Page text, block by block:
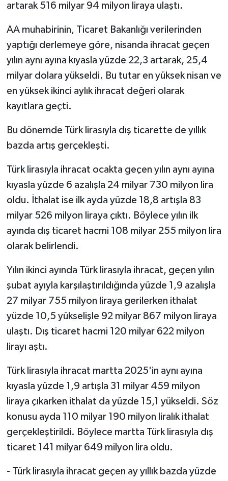
artarak 516 milyar 94 milyon liraya ulaştı.
AA muhabirinin, Ticaret Bakanlığı verilerinden
yaptığı derlemeye göre, nisanda ihracat geçen
yılın aynı ayına kıyasla yüzde 22,3 artarak, 25,4
milyar dolara yükseldi. Bu tutar en yüksek nisan ve
en yüksek ikinci aylık ihracat değeri olarak
kayıtlara geçti.
Bu dönemde Türk lirasıyla dış ticarette de yıllık
bazda artış gerçekleşti.
Türk lirasıyla ihracat ocakta geçen yılın aynı ayına
kıyasla yüzde 6 azalışla 24 milyar 730 milyon lira
oldu. İthalat ise ilk ayda yüzde 18,8 artışla 83
milyar 526 milyon liraya çıktı. Böylece yılın ilk
ayında dış ticaret hacmi 108 milyar 255 milyon lira
olarak belirlendi.
Yılın ikinci ayında Türk lirasıyla ihracat, geçen yılın
şubat ayıyla karşılaştırıldığında yüzde 1,9 azalışla
27 milyar 755 milyon liraya gerilerken ithalat
yüzde 10,5 yükselişle 92 milyar 867 milyon liraya
ulaştı. Dış ticaret hacmi 120 milyar 622 milyon
lirayı aştı.
Türk lirasıyla ihracat martta 2025'in aynı ayına
kıyasla yüzde 1,9 artışla 31 milyar 459 milyon
liraya çıkarken ithalat da yüzde 15,1 yükseldi. Söz
konusu ayda 110 milyar 190 milyon liralık ithalat
gerçekleştirildi. Böylece martta Türk lirasıyla dış
ticaret 141 milyar 649 milyon lira oldu.
- Türk lirasıyla ihracat geçen ay yıllık bazda yüzde